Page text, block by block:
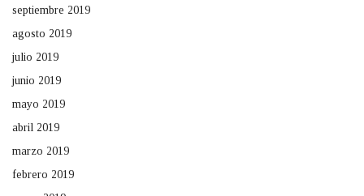
septiembre 2019
agosto 2019
julio 2019
junio 2019
mayo 2019
abril 2019
marzo 2019
febrero 2019